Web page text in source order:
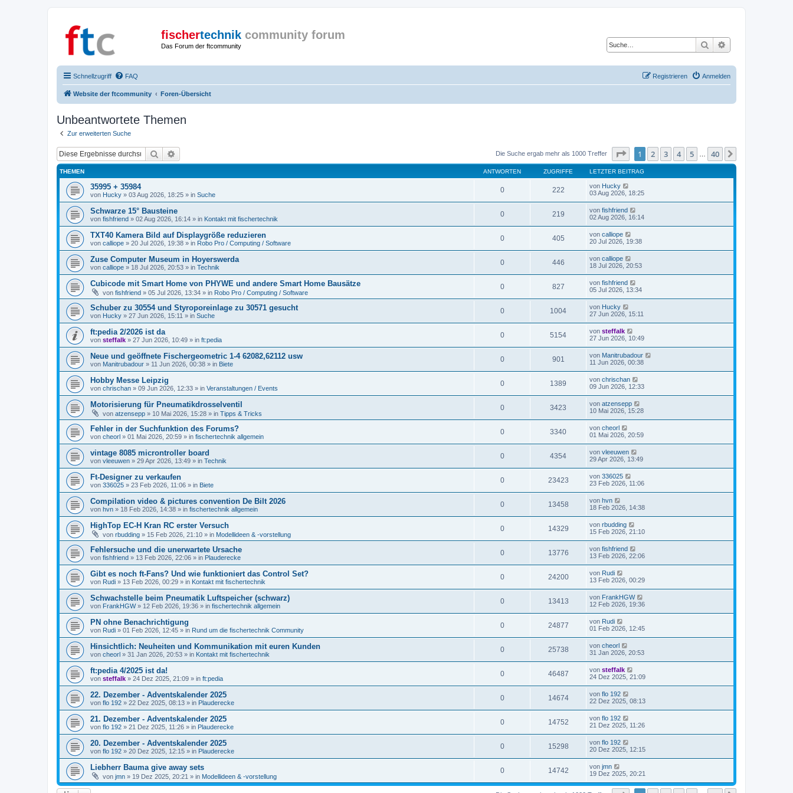
fischertechnik community forum
Das Forum der ftcommunity Suche
Schnellzugriff FAQ Anmelden
Registrieren
Website der ftcommunity Foren-Übersicht
Unbeantwortete Themen
Zur erweiterten Suche
Suche Die Suche ergab mehr als 1000 Treffer Seite von40
1 2 3 4 5 40
THEMEN ANTWORTEN ZUGRIFFE LETZTER BEITRAG
35995 + 35984
von Hucky » 03 Aug 2026, 18:25 » in Suche
0 222 von Hucky
03 Aug 2026, 18:25
Schwarze 15° Bausteine
von fishfriend » 02 Aug 2026, 16:14 » in Kontakt mit fischertechnik
0 219 von fishfriend
02 Aug 2026, 16:14
TXT40 Kamera Bild auf Displaygröße reduzieren
von calliope » 20 Jul 2026, 19:38 » in Robo Pro / Computing / Software
0 405 von calliope
20 Jul 2026, 19:38
Zuse Computer Museum in Hoyerswerda
von calliope » 18 Jul 2026, 20:53 » in Technik
0 446 von calliope
18 Jul 2026, 20:53
Cubicode mit Smart Home von PHYWE und andere Smart Home Bausätze
von fishfriend » 05 Jul 2026, 13:34 » in Robo Pro / Computing / Software
0 827 von fishfriend
05 Jul 2026, 13:34
Schuber zu 30554 und Styroporeinlage zu 30571 gesucht
von Hucky » 27 Jun 2026, 15:11 » in Suche
0 1004 von Hucky
27 Jun 2026, 15:11
ft:pedia 2/2026 ist da
von steffalk » 27 Jun 2026, 10:49 » in ft:pedia
0 5154 von steffalk
27 Jun 2026, 10:49
Neue und geöffnete Fischergeometric 1-4 62082,62112 usw
von Manitrubadour » 11 Jun 2026, 00:38 » in Biete
0 901 von Manitrubadour
11 Jun 2026, 00:38
Hobby Messe Leipzig
von chrischan » 09 Jun 2026, 12:33 » in Veranstaltungen / Events
0 1389 von chrischan
09 Jun 2026, 12:33
Motorisierung für Pneumatikdrosselventil
von atzensepp » 10 Mai 2026, 15:28 » in Tipps & Tricks
0 3423 von atzensepp
10 Mai 2026, 15:28
Fehler in der Suchfunktion des Forums?
von cheorl » 01 Mai 2026, 20:59 » in fischertechnik allgemein
0 3340 von cheorl
01 Mai 2026, 20:59
vintage 8085 microntroller board
von vleeuwen » 29 Apr 2026, 13:49 » in Technik
0 4354 von vleeuwen
29 Apr 2026, 13:49
Ft-Designer zu verkaufen
von 336025 » 23 Feb 2026, 11:06 » in Biete
0 23423 von 336025
23 Feb 2026, 11:06
Compilation video & pictures convention De Bilt 2026
von hvn » 18 Feb 2026, 14:38 » in fischertechnik allgemein
0 13458 von hvn
18 Feb 2026, 14:38
HighTop EC-H Kran RC erster Versuch
von rbudding » 15 Feb 2026, 21:10 » in Modellideen & -vorstellung
0 14329 von rbudding
15 Feb 2026, 21:10
Fehlersuche und die unerwartete Ursache
von fishfriend » 13 Feb 2026, 22:06 » in Plauderecke
0 13776 von fishfriend
13 Feb 2026, 22:06
Gibt es noch ft-Fans? Und wie funktioniert das Control Set?
von Rudi » 13 Feb 2026, 00:29 » in Kontakt mit fischertechnik
0 24200 von Rudi
13 Feb 2026, 00:29
Schwachstelle beim Pneumatik Luftspeicher (schwarz)
von FrankHGW» 12 Feb 2026, 19:36 » in fischertechnik allgemein
0 13413 von FrankHGW
12 Feb 2026, 19:36
PN ohne Benachrichtigung
von Rudi » 01 Feb 2026, 12:45 » in Rund um die fischertechnik Community
0 24877 von Rudi
01 Feb 2026, 12:45
Hinsichtlich: Neuheiten und Kommunikation mit euren Kunden
von cheorl » 31 Jan 2026, 20:53 » in Kontakt mit fischertechnik
0 25738 von cheorl
31 Jan 2026, 20:53
ft:pedia 4/2025 ist da!
von steffalk » 24 Dez 2025, 21:09 » in ft:pedia
0 46487 von steffalk
24 Dez 2025, 21:09
22. Dezember - Adventskalender 2025
von flo 192 » 22 Dez 2025, 08:13 » in Plauderecke
0 14674 von flo 192
22 Dez 2025, 08:13
21. Dezember - Adventskalender 2025
von flo 192 » 21 Dez 2025, 11:26 » in Plauderecke
0 14752 von flo 192
21 Dez 2025, 11:26
20. Dezember - Adventskalender 2025
von flo 192 » 20 Dez 2025, 12:15 » in Plauderecke
0 15298 von flo 192
20 Dez 2025, 12:15
Liebherr Bauma give away sets
von jmn » 19 Dez 2025, 20:21 » in Modellideen & -vorstellung
0 14742 von jmn
19 Dez 2025, 20:21